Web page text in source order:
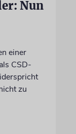
Nun
einer
CSD-
zu